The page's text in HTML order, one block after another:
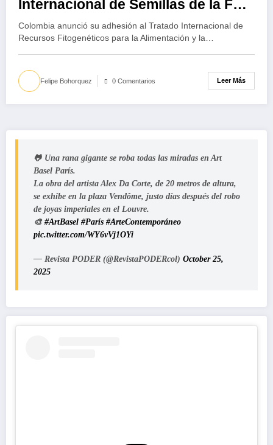
Internacional de Semillas de la FAO
en el marco de la COP16
Colombia anunció su adhesión al Tratado Internacional de
Recursos Fitogenéticos para la Alimentación y la…
Felipe Bohorquez 0 Comentarios Leer Más
🐸 Una rana gigante se roba todas las miradas en Art
Basel París.
La obra del artista Alex Da Corte, de 20 metros de altura,
se exhibe en la plaza Vendôme, justo días después del robo
de joyas imperiales en el Louvre.
🎨 #ArtBasel #París #ArteContemporáneo
pic.twitter.com/WY6vVj1OYi
— Revista PODER (@RevistaPODERcol) October 25,
2025